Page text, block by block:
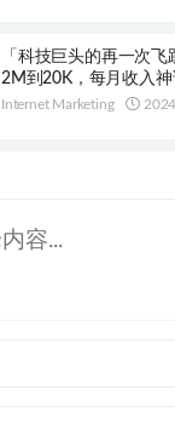
「科技巨头的再一次飞
2M到20K，每月收入神
Internet Marketing